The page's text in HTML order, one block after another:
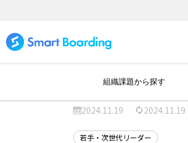
組織課題から探す
2024.11.19 2024.11.19
若手・次世代リーダー